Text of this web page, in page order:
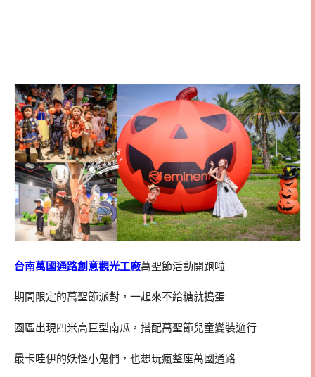
台南萬 國通路創意觀光工廠萬聖節活動開跑啦
期間限定的萬聖節派對，一起來不給糖就搗蛋
園區出現四米高巨型南瓜，搭配萬聖節兒童變裝遊行
最卡哇伊的妖怪小鬼們，也想玩瘋整座萬國通路